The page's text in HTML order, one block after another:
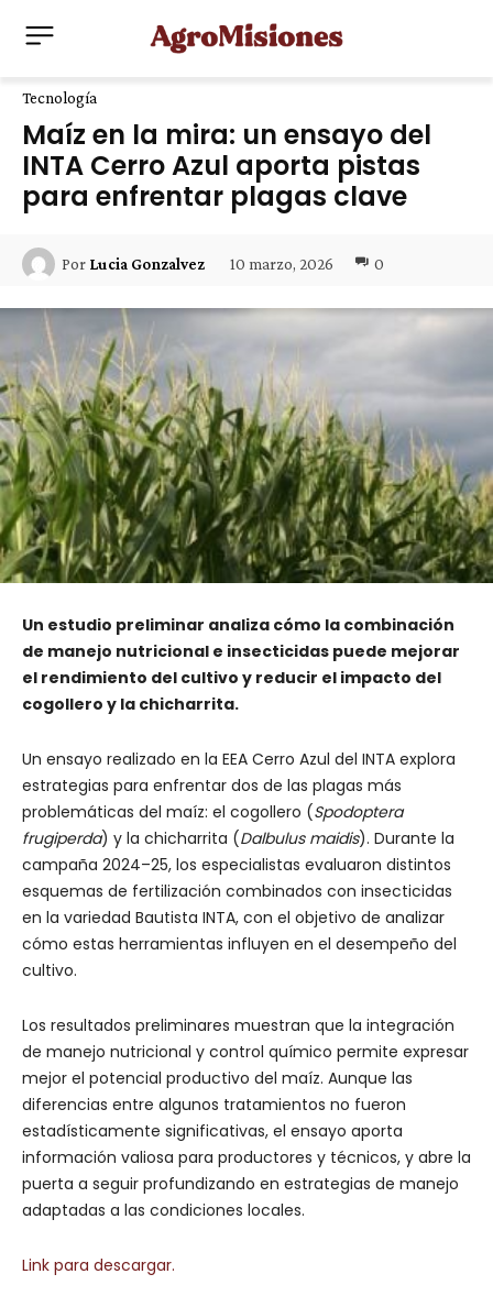
Tecnología
Maíz en la mira: un ensayo del
INTA Cerro Azul aporta pistas
para enfrentar plagas clave
Por Lucia Gonzalvez 10 marzo, 2026 0
Un estudio preliminar analiza cómo la combinación
de manejo nutricional e insecticidas puede mejorar
el rendimiento del cultivo y reducir el impacto del
cogollero y la chicharrita.
Un ensayo realizado en la EEA Cerro Azul del INTA explora
estrategias para enfrentar dos de las plagas más
problemáticas del maíz: el cogollero (Spodoptera
frugiperda) y la chicharrita (Dalbulus maidis). Durante la
campaña 2024–25, los especialistas evaluaron distintos
esquemas de fertilización combinados con insecticidas
en la variedad Bautista INTA, con el objetivo de analizar
cómo estas herramientas influyen en el desempeño del
cultivo.
Los resultados preliminares muestran que la integración
de manejo nutricional y control químico permite expresar
mejor el potencial productivo del maíz. Aunque las
diferencias entre algunos tratamientos no fueron
estadísticamente significativas, el ensayo aporta
información valiosa para productores y técnicos, y abre la
puerta a seguir profundizando en estrategias de manejo
adaptadas a las condiciones locales.
Link para descargar.